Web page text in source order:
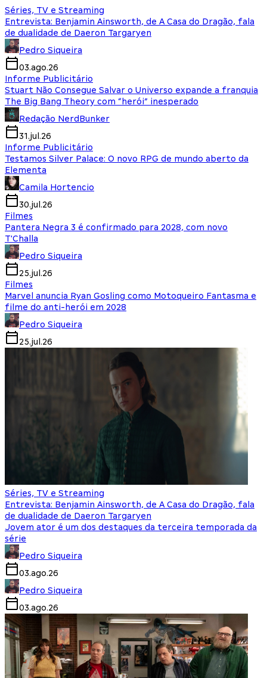
Séries, TV e Streaming
Entrevista: Benjamin Ainsworth, de A Casa do Dragão, fala
de dualidade de Daeron Targaryen
Pedro Siqueira
03.ago.26
Informe Publicitário
Stuart Não Consegue Salvar o Universo expande a franquia
The Big Bang Theory com “herói” inesperado
Redação NerdBunker
31.jul.26
Informe Publicitário
Testamos Silver Palace: O novo RPG de mundo aberto da
Elementa
Camila Hortencio
30.jul.26
Filmes
Pantera Negra 3 é confirmado para 2028, com novo
T'Challa
Pedro Siqueira
25.jul.26
Filmes
Marvel anuncia Ryan Gosling como Motoqueiro Fantasma e
filme do anti-herói em 2028
Pedro Siqueira
25.jul.26
Séries, TV e Streaming
Entrevista: Benjamin Ainsworth, de A Casa do Dragão, fala
de dualidade de Daeron Targaryen
Jovem ator é um dos destaques da terceira temporada da
série
Pedro Siqueira
03.ago.26
Pedro Siqueira
03.ago.26